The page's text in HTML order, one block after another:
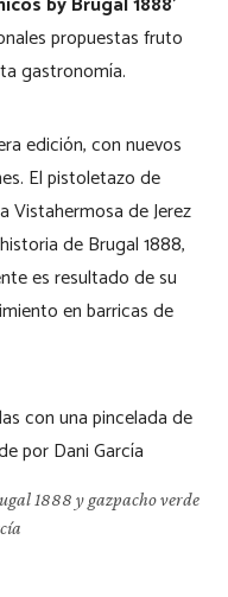
propuestas fruto
gastronomía.
edición, con nuevos
El pistoletazo de
Vistahermosa de Jerez
de Brugal 1888,
es resultado de su
en barricas de
1888 y gazpacho verde